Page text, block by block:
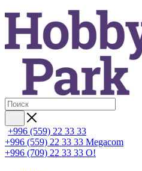
+996 (559) 22 33 33
+996 (559) 22 33 33 Megacom
+996 (709) 22 33 33 O!